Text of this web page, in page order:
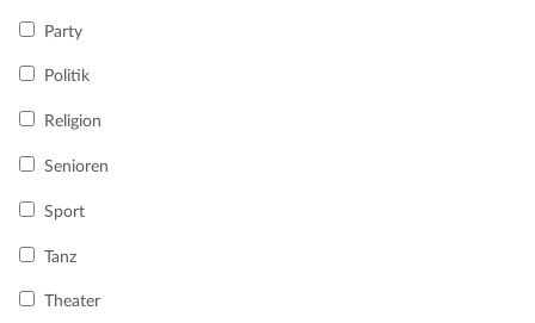
Party
Politik
Religion
Senioren
Sport
Tanz
Theater